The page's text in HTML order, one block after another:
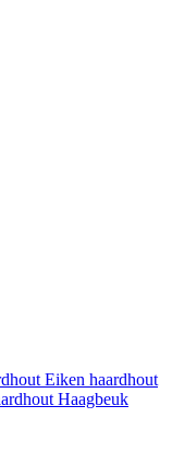
Eiken haardhout
Haagbeuk